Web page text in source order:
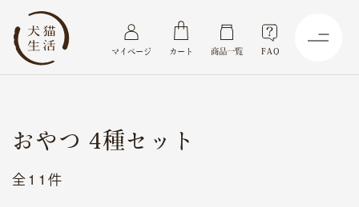
マイページ カート 商品一覧 FAQ
おやつ 4種セット
全11件